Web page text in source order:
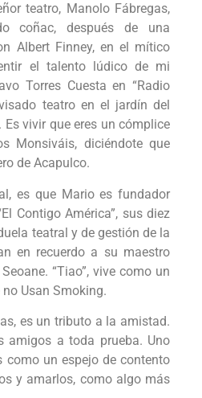
teatro, Manolo Fábregas,
coñac, después de una
Albert Finney, en el mítico
el talento lúdico de mi
Torres Cuesta en “Radio
teatro en el jardín del
Es vivir que eres un cómplice
Monsiváis, diciéndote que
de Acapulco.
es que Mario es fundador
Contigo América”, sus diez
teatral y de gestión de la
en recuerdo a su maestro
“Tiao”, vive como un
no Usan Smoking.
es un tributo a la amistad.
amigos a toda prueba. Uno
como un espejo de contento
y amarlos, como algo más